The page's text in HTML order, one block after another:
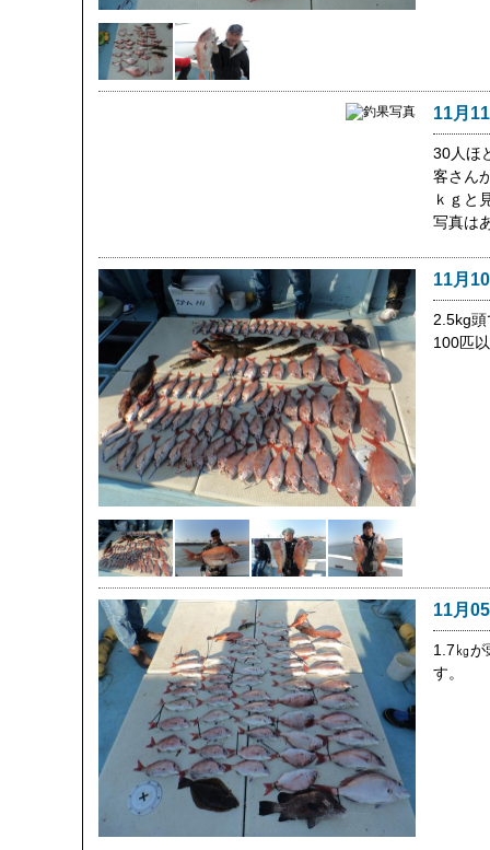
11月
30人ほ
客さん
ｋｇと
写真は
11月
2.5kg
100匹
11月
1.7㎏が
す。